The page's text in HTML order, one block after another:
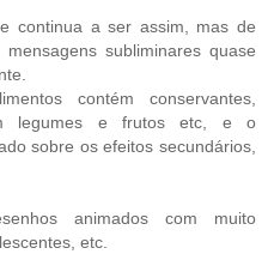
continua a ser assim, mas de
subliminares quase
contém conservantes,
legumes e frutos etc, e o
sobre os efeitos secundários,
animados com muito
etc.